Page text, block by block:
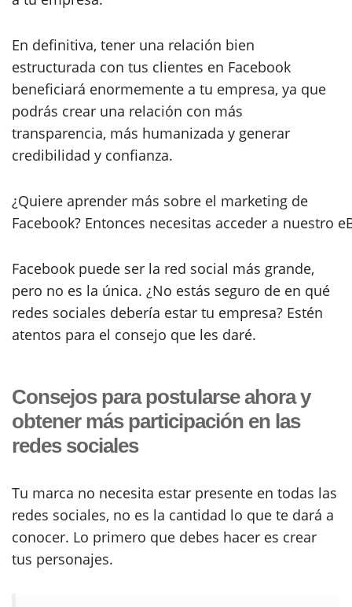
En definitiva, tener una relación bien
estructurada con tus clientes en Facebook
beneficiará enormemente a tu empresa, ya que
podrás crear una relación con más
transparencia, más humanizada y generar
credibilidad y confianza.
¿Quiere aprender más sobre el marketing de
Facebook? Entonces necesitas acceder a nuestro
Facebook puede ser la red social más grande,
pero no es la única. ¿No estás seguro de en qué
redes sociales debería estar tu empresa? Estén
atentos para el consejo que les daré.
Consejos para postularse ahora y
obtener más participación en las
redes sociales
Tu marca no necesita estar presente en todas las
redes sociales, no es la cantidad lo que te dará a
conocer. Lo primero que debes hacer es crear
tus personajes.